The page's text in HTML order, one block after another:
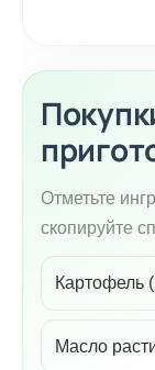
Отметьте
скопируйте
Картофель
Масло